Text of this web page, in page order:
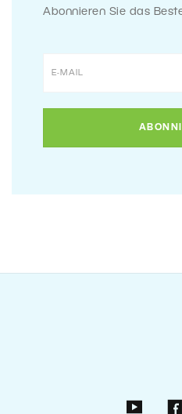
Abonnieren Sie das